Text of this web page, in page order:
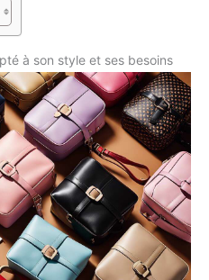
à son style et ses besoins